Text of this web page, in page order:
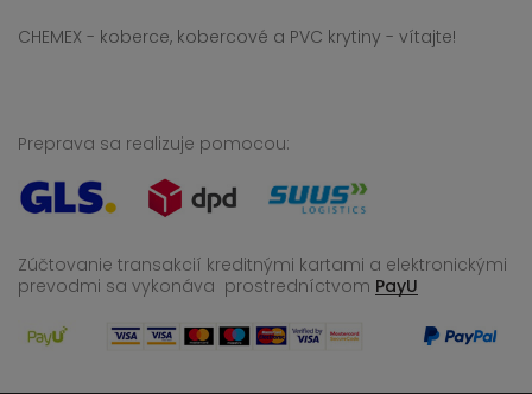
CHEMEX - koberce, kobercové a PVC krytiny - vítajte!
Preprava sa realizuje pomocou:
Zúčtovanie transakcií kreditnými kartami a elektronickými
prevodmi sa vykonáva prostredníctvom PayU